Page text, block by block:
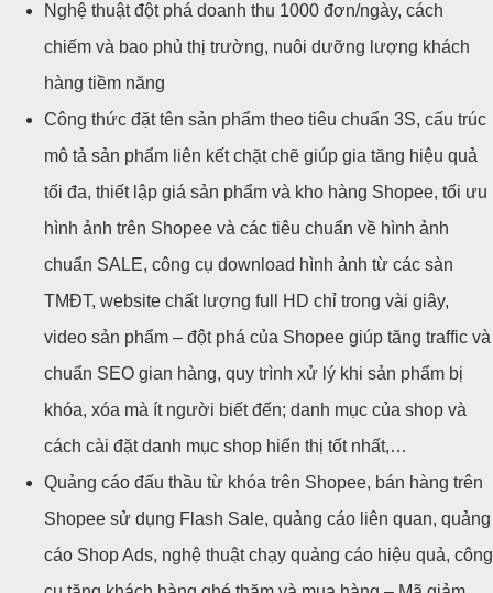
Nghệ thuật đột phá doanh thu 1000 đơn/ngày, cách
chiếm và bao phủ thị trường, nuôi dưỡng lượng khách
hàng tiềm năng
Công thức đặt tên sản phẩm theo tiêu chuẩn 3S, cấu trúc
mô tả sản phẩm liên kết chặt chẽ giúp gia tăng hiệu quả
tối đa, thiết lập giá sản phẩm và kho hàng Shopee, tối ưu
hình ảnh trên Shopee và các tiêu chuẩn về hình ảnh
chuẩn SALE, công cụ download hình ảnh từ các sàn
TMĐT, website chất lượng full HD chỉ trong vài giây,
video sản phẩm – đột phá của Shopee giúp tăng traffic và
chuẩn SEO gian hàng, quy trình xử lý khi sản phẩm bị
khóa, xóa mà ít người biết đến; danh mục của shop và
cách cài đặt danh mục shop hiển thị tốt nhất,…
Quảng cáo đấu thầu từ khóa trên Shopee, bán hàng trên
Shopee sử dụng Flash Sale, quảng cáo liên quan, quảng
cáo Shop Ads, nghệ thuật chạy quảng cáo hiệu quả, công